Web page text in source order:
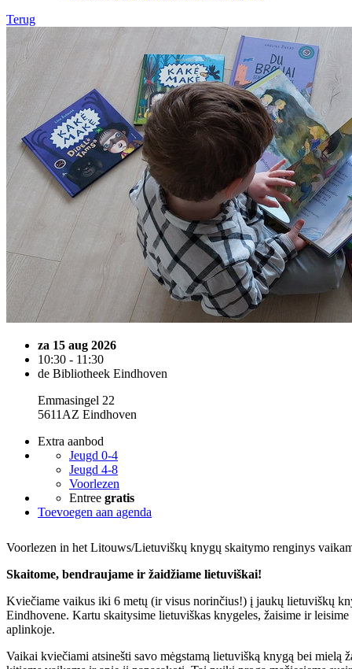
Terug
za 15 aug 2026
10:30 - 11:30
de Bibliotheek Eindhoven
Emmasingel 22
5611AZ Eindhoven
Extra aanbod
Jeugd 0-4
Jeugd 4-8
Voorlezen
Entree gratis
Toevoegen aan agenda
Voorlezen in het Litouws/Lietuviškų knygų skaitymo renginys
Skaitome, bendraujame ir žaidžiame lietuviškai!
Kviečiame vaikus iki 6 metų (ir visus norinčius!) į jaukų lietuviškų
Eindhovene. Kartu skaitysime lietuviškas knygeles, žaisime ir
aplinkoje.
Vaikai kviečiami atsinešti savo mėgstamą lietuvišką knygą bei mielą